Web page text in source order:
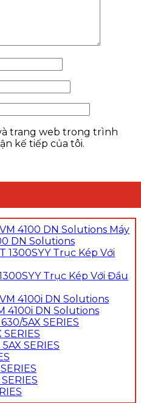
trang web trong trình
kế tiếp của tôi.
Máy
DN Solutions
Trục Kép Với Đầu
4100i DN Solutions
5AX SERIES
SERIES
SERIES